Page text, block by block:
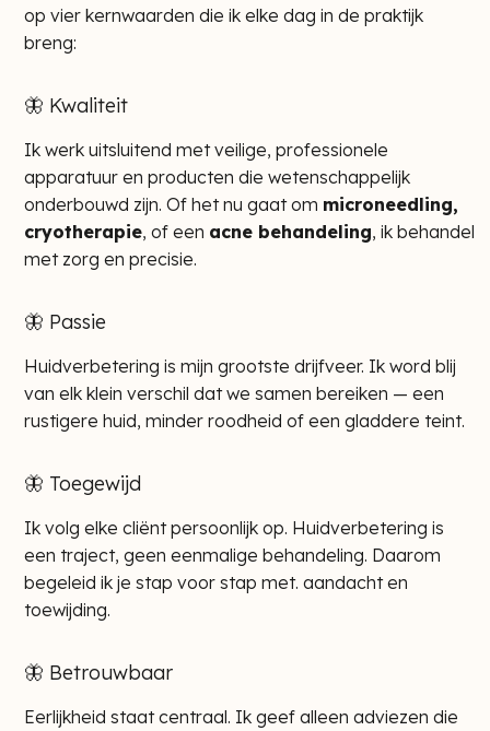
op vier kernwaarden die ik elke dag in de praktijk
breng:
🦋 Kwaliteit
Ik werk uitsluitend met veilige, professionele
apparatuur en producten die wetenschappelijk
onderbouwd zijn. Of het nu gaat om microneedling,
cryotherapie, of een acne behandeling, ik behandel
met zorg en precisie.
🦋 Passie
Huidverbetering is mijn grootste drijfveer. Ik word blij
van elk klein verschil dat we samen bereiken — een
rustigere huid, minder roodheid of een gladdere teint.
🦋 Toegewijd
Ik volg elke cliënt persoonlijk op. Huidverbetering is
een traject, geen eenmalige behandeling. Daarom
begeleid ik je stap voor stap met. aandacht en
toewijding.
🦋 Betrouwbaar
Eerlijkheid staat centraal. Ik geef alleen adviezen die